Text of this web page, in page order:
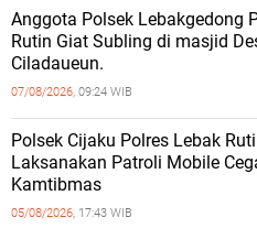
Anggota Polsek Lebakgedong
Rutin Giat Subling di masjid
Ciladaueun.
07/08/2026, 09:24 WIB
Polsek Cijaku Polres Lebak
Laksanakan Patroli Mobile
Kamtibmas
05/08/2026, 17:43 WIB